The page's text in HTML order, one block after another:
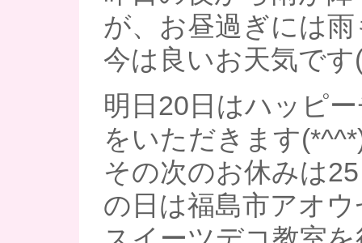
が、お昼過ぎには
今は良いお天気です
明日20日はハッピ
をいただきます
その次のお休みは
の日は福島市アオ